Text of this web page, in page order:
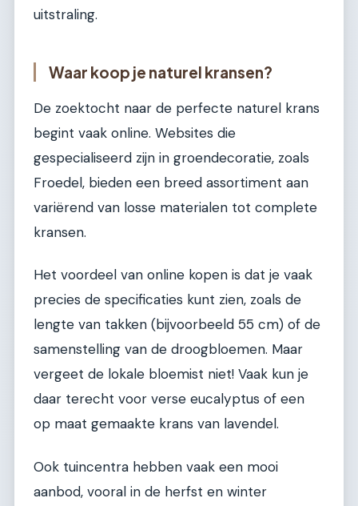
uitstraling.
Waar koop je naturel kransen?
De zoektocht naar de perfecte naturel krans
begint vaak online. Websites die
gespecialiseerd zijn in groendecoratie, zoals
Froedel, bieden een breed assortiment aan
variërend van losse materialen tot complete
kransen.
Het voordeel van online kopen is dat je vaak
precies de specificaties kunt zien, zoals de
lengte van takken (bijvoorbeeld 55 cm) of de
samenstelling van de droogbloemen. Maar
vergeet de lokale bloemist niet! Vaak kun je
daar terecht voor verse eucalyptus of een
op maat gemaakte krans van lavendel.
Ook tuincentra hebben vaak een mooi
aanbod, vooral in de herfst en winter